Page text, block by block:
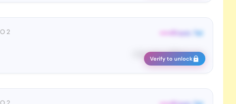
2 DAYS AGO From: Tel•••••
Te••••• co••• ••••• ••••••
Verify to unlock